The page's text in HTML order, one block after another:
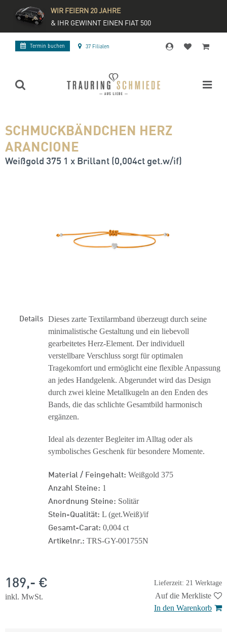
WIR FEIERN 20 JAHRE
& IHR GEWINNT EINEN FIAT 500
Termin buchen 37 Filialen
SCHMUCKBÄNDCHEN HERZ
ARANCIONE
Weißgold 375 1 x Brillant (0,004ct get.w/if)
Details Dieses zarte Textilarmband überzeugt durch seine
minimalistische Gestaltung und ein liebevoll
gearbeitetes Herz-Element. Der individuell
verstellbare Verschluss sorgt für optimalen
Tragekomfort und ermöglicht eine flexible Anpassung
an jedes Handgelenk. Abgerundet wird das Design
durch zwei kleine Metallkugeln an den Enden des
Bands, die das schlichte Gesamtbild harmonisch
ergänzen.
Ideal als dezenter Begleiter im Alltag oder als
symbolisches Geschenk für besondere Momente.
Material / Feingehalt: Weißgold 375
Anzahl Steine: 1
Anordnung Steine: Solitär
Stein-Qualität: L (get.Weiß)/if
Gesamt-Carat: 0,004 ct
Artikelnr.: TRS-GY-001755N
Lieferzeit: 21 Werktage
189,- €
inkl. MwSt.
Auf die Merkliste
In den Warenkorb